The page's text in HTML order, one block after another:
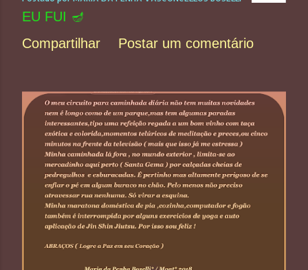
EU FUI 🪔
Compartilhar
Postar um comentário